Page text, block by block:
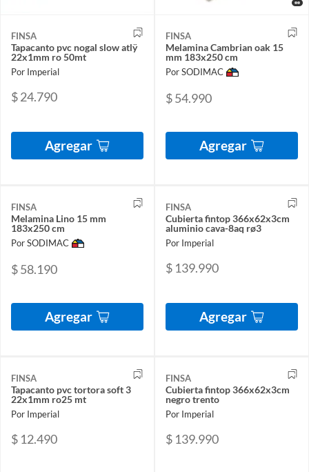
FINSA
Tapacanto pvc nogal slow atlÿ
22x1mm ro 50mt
Por Imperial
$ 24.790
Agregar
FINSA
Melamina Cambrian oak 15
mm 183x250 cm
Por SODIMAC
$ 54.990
Agregar
FINSA
Melamina Lino 15 mm
183x250 cm
Por SODIMAC
$ 58.190
Agregar
FINSA
Cubierta fintop 366x62x3cm
aluminio cava-8aq rø3
Por Imperial
$ 139.990
Agregar
FINSA
Tapacanto pvc tortora soft 3
22x1mm ro25 mt
Por Imperial
$ 12.490
FINSA
Cubierta fintop 366x62x3cm
negro trento
Por Imperial
$ 139.990